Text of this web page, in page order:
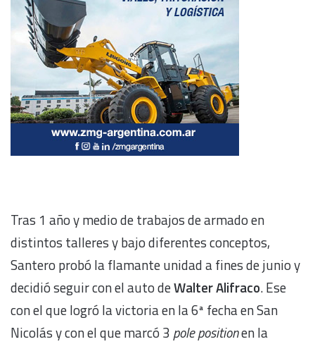
Tras 1 año y medio de trabajos de armado en
distintos talleres y bajo diferentes conceptos,
Santero probó la flamante unidad a fines de junio y
decidió seguir con el auto deWalter Alifraco. Ese
con el que logró la victoria en la 6ª fecha en San
Nicolás y con el que marcó 3 pole positionen la